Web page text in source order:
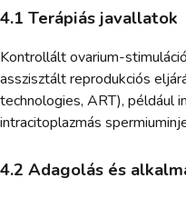
4.1 Terápiás javallatok
Kontrollált ovarium-
asszisztált reprodukciós
technologies, ART), például
intracitoplazmás
4.2 Adagolás és